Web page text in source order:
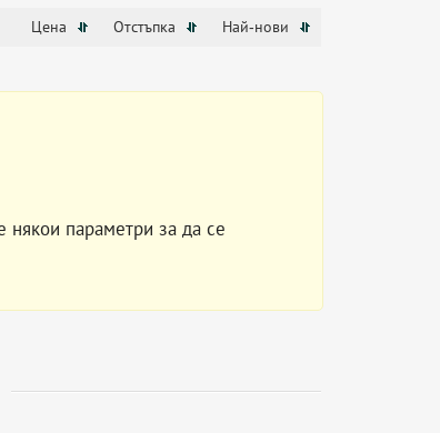
Цена Отстъпка Най-нови
някои параметри за да се